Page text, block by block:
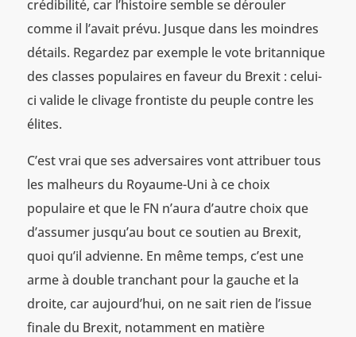
crédibilité, car l’histoire semble se dérouler
comme il l’avait prévu. Jusque dans les moindres
détails. Regardez par exemple le vote britannique
des classes populaires en faveur du Brexit : celui-
ci valide le clivage frontiste du peuple contre les
élites.
C’est vrai que ses adversaires vont attribuer tous
les malheurs du Royaume-Uni à ce choix
populaire et que le FN n’aura d’autre choix que
d’assumer jusqu’au bout ce soutien au Brexit,
quoi qu’il advienne. En même temps, c’est une
arme à double tranchant pour la gauche et la
droite, car aujourd’hui, on ne sait rien de l’issue
finale du Brexit, notamment en matière